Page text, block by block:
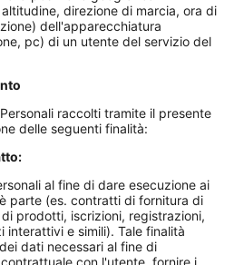
direzione di marcia, ora di
dell'apparecchiatura
pc) di un utente del servizio del
raccolti tramite il presente
delle seguenti finalità:
al fine di dare esecuzione ai
parte (es. contratti di fornitura di
prodotti, iscrizioni, registrazioni,
interattivi e simili). Tale finalità
dati necessari al fine di
con l'utente, fornire i